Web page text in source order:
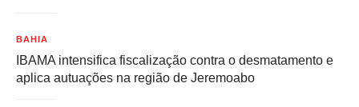
BAHIA
IBAMA intensifica fiscalização contra o desmatamento e
aplica autuações na região de Jeremoabo